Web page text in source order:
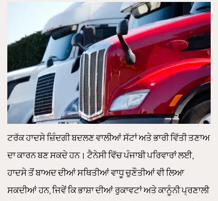
ਟਰੱਕ ਹਾਦਸੇ ਜ਼ਿੰਦਗੀ ਬਦਲਣ ਵਾਲੀਆਂ ਸੱਟਾਂ ਅਤੇ ਭਾਰੀ ਵਿੱਤੀ ਤਣਾਅ
ਦਾ ਕਾਰਨ ਬਣ ਸਕਦੇ ਹਨ। ਟੈਨੇਸੀ ਵਿੱਚ ਪੰਜਾਬੀ ਪਰਿਵਾਰਾਂ ਲਈ,
ਹਾਦਸੇ ਤੋਂ ਬਾਅਦ ਦੀਆਂ ਸਥਿਤੀਆਂ ਵਾਧੂ ਚੁਣੌਤੀਆਂ ਵੀ ਲਿਆ
ਸਕਦੀਆਂ ਹਨ, ਜਿਵੇਂ ਕਿ ਭਾਸ਼ਾ ਦੀਆਂ ਰੁਕਾਵਟਾਂ ਅਤੇ ਕਾਨੂੰਨੀ ਪ੍ਰਣਾਲੀ